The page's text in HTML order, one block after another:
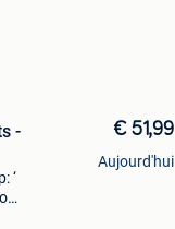
-
‘
€ 51,99
Aujourd'hui